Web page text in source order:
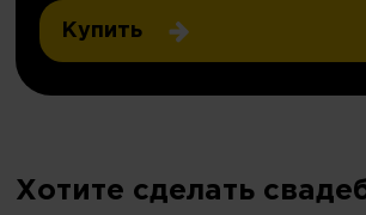
Купить
Хотите сделать